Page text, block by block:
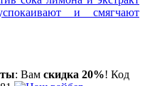
и смягчают
: Вам скидка 20%! Код